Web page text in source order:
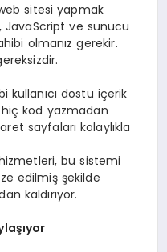
web sitesi yapmak
JavaScript ve sunucu
olmanız gerekir.
kullanıcı dostu içerik
kod yazmadan
sayfaları kolaylıkla
bu sistemi
edilmiş şekilde
kaldırıyor.